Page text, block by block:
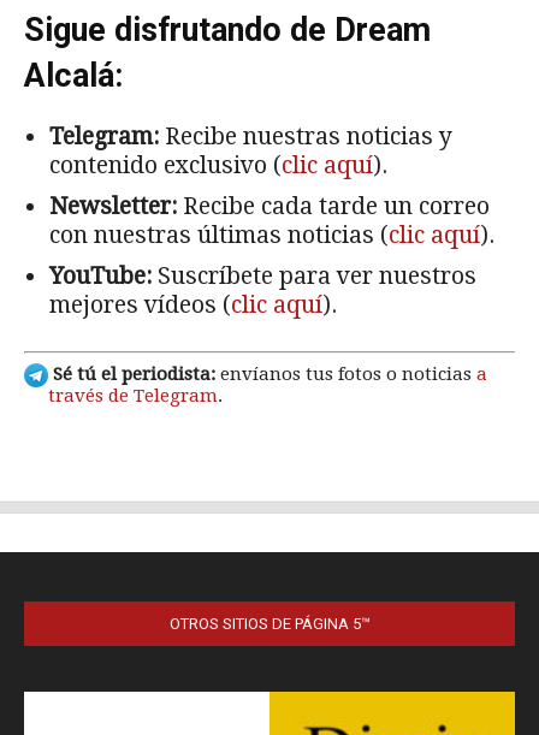
OTROS SITIOS DE PÁGINA 5™